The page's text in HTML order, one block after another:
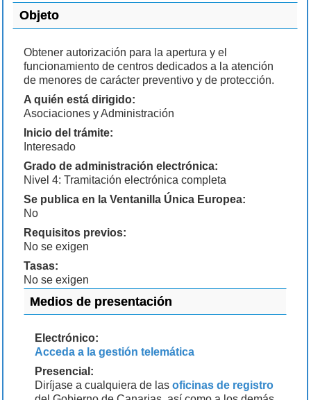
Objeto
Obtener autorización para la apertura y el
funcionamiento de centros dedicados a la atención
de menores de carácter preventivo y de protección.
A quién está dirigido:
Asociaciones y Administración
Inicio del trámite:
Interesado
Grado de administración electrónica:
Nivel 4: Tramitación electrónica completa
Se publica en la Ventanilla Única Europea:
No
Requisitos previos:
No se exigen
Tasas:
No se exigen
Medios de presentación
Electrónico:
Acceda a la gestión telemática
Presencial:
Diríjase a cualquiera de lasoficinas de registro